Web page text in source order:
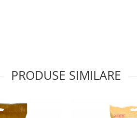
PRODUSE SIMILARE